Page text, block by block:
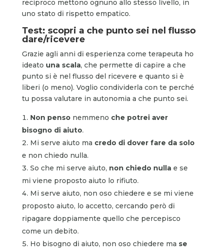
reciproco mettono ognuno allo stesso livello, in
uno stato di rispetto empatico.
Test: scopri a che punto sei nel flusso
dare/ricevere
Grazie agli anni di esperienza come terapeuta ho
ideato una scala, che permette di capire a che
punto si è nel flusso del ricevere e quanto si è
liberi (o meno). Voglio condividerla con te perché
tu possa valutare in autonomia a che punto sei.
Non pensonemmeno che potrei aver
bisogno di aiuto.
Mi serve aiuto ma credo di dover fare da solo
e non chiedo nulla.
So che mi serve aiuto, non chiedo nullae se
mi viene proposto aiuto lo rifiuto.
Mi serve aiuto, non oso chiedere e se mi viene
proposto aiuto, lo accetto, cercando però di
ripagare doppiamente quello che percepisco
come un debito.
Ho bisogno di aiuto, non oso chiedere ma se